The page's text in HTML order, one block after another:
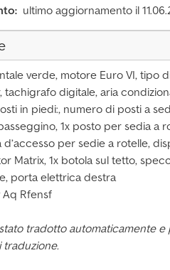
ultimo aggiornamento il
verde, motore Euro VI, tipo
tachigrafo digitale, aria
in piedi:, numero di posti a
1x posto per sedia a
d’accesso per sedie a rotelle,
Matrix, 1x botola sul tetto,
porta elettrica destra
Rfensf
tradotto automaticamente e